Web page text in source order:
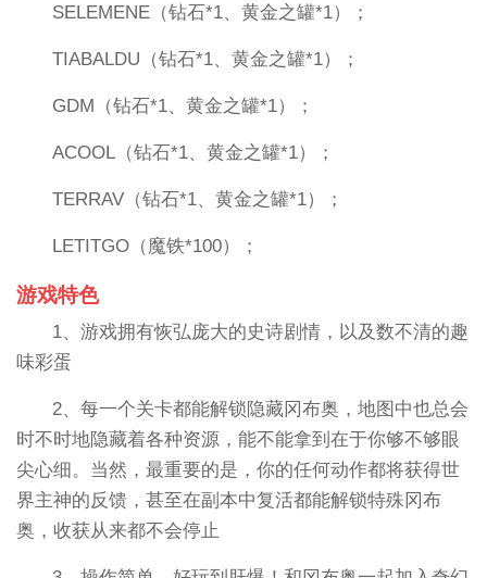
SELEMENE（钻石*1、黄金之罐*1）；
TIABALDU（钻石*1、黄金之罐*1）；
GDM（钻石*1、黄金之罐*1）；
ACOOL（钻石*1、黄金之罐*1）；
TERRAV（钻石*1、黄金之罐*1）；
LETITGO（魔铁*100）；
游戏特色
1、游戏拥有恢弘庞大的史诗剧情，以及数不清的趣
味彩蛋
2、每一个关卡都能解锁隐藏冈布奥，地图中也总会
时不时地隐藏着各种资源，能不能拿到在于你够不够眼
尖心细。当然，最重要的是，你的任何动作都将获得世
界主神的反馈，甚至在副本中复活都能解锁特殊冈布
奥，收获从来都不会停止